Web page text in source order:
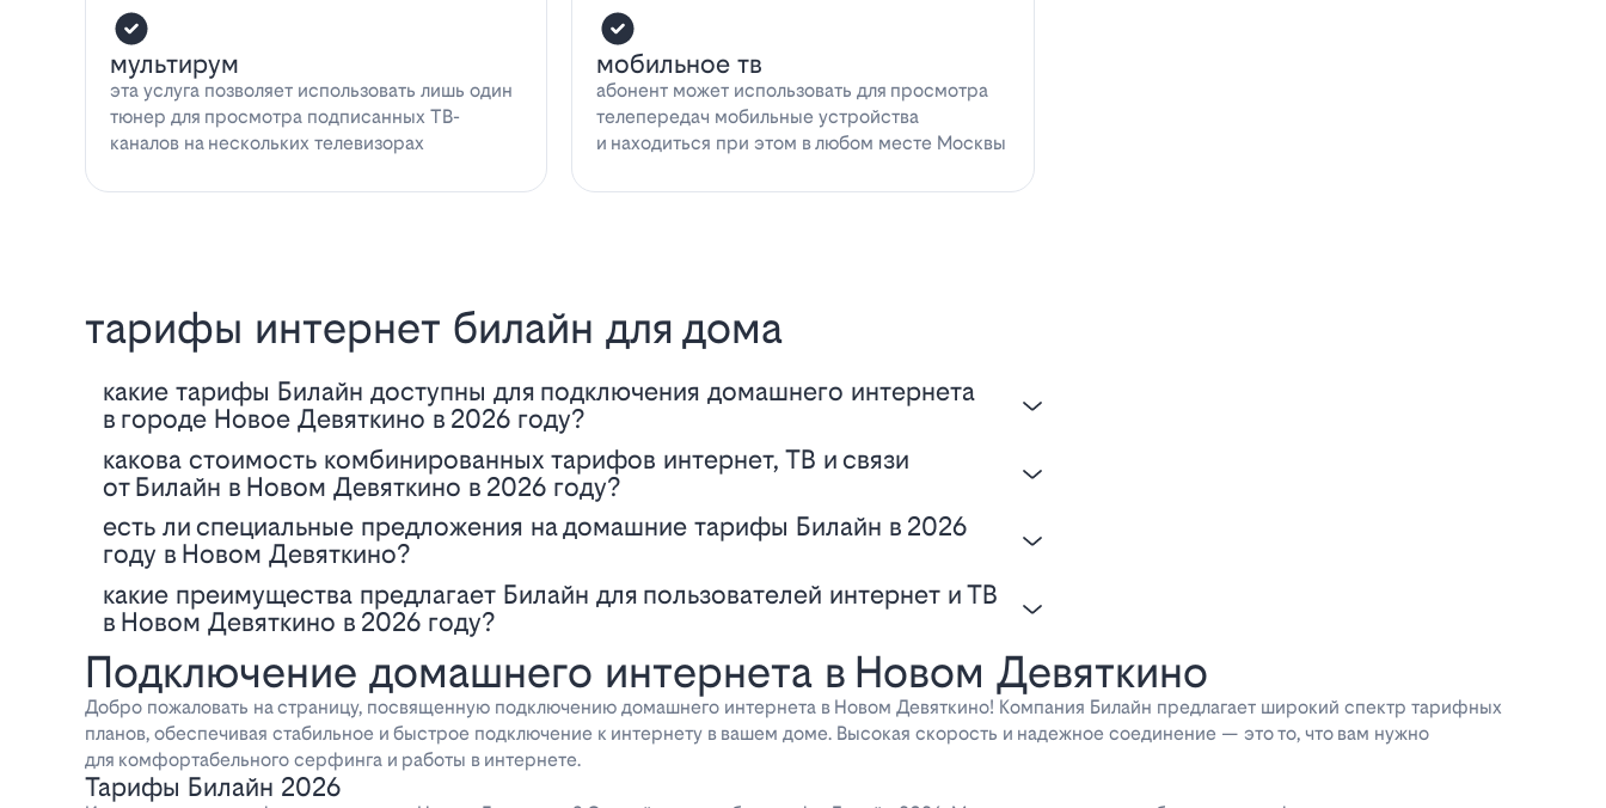
мультирум
эта услуга позволяет использовать лишь один
тюнер для просмотра подписанных ТВ-
каналов на нескольких телевизорах
мобильное тв
абонент может использовать для просмотра
телепередач мобильные устройства
и находиться при этом в любом месте Москвы
тарифы интернет билайн для дома
Какие тарифы Билайн доступны для подключения домашнего интернета
в городе Новое Девяткино в 2026 году?
Какова стоимость комбинированных тарифов интернет, ТВ и связи
от Билайн в Новом Девяткино в 2026 году?
Есть ли специальные предложения на домашние тарифы Билайн в 2026
году в Новом Девяткино?
Какие преимущества предлагает Билайн для пользователей интернет и ТВ
в Новом Девяткино в 2026 году?
Подключение домашнего интернета в Новом Девяткино
Добро пожаловать на страницу, посвященную подключению домашнего интернета в Новом Девяткино! Компания Билайн предлагает широкий спектр тарифных
планов, обеспечивая стабильное и быстрое подключение к интернету в вашем доме. Высокая скорость и надежное соединение — это то, что вам нужно
для комфортабельного серфинга и работы в интернете.
Тарифы Билайн 2026